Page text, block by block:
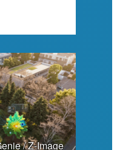
/ Z-Image